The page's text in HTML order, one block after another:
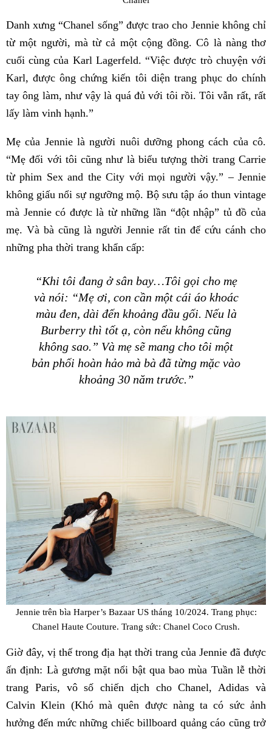
Danh xưng “Chanel sống” được trao cho Jennie không chỉ
từ một người, mà từ cả một cộng đồng. Cô là nàng thơ
cuối cùng của Karl Lagerfeld. “Việc được trò chuyện với
Karl, được ông chứng kiến tôi diện trang phục do chính
tay ông làm, như vậy là quá đủ với tôi rồi. Tôi vẫn rất, rất
lấy làm vinh hạnh.”
Mẹ của Jennie là người nuôi dưỡng phong cách của cô.
“Mẹ đối với tôi cũng như là biểu tượng thời trang Carrie
từ phim Sex and the City với mọi người vậy.” – Jennie
không giấu nổi sự ngưỡng mộ. Bộ sưu tập áo thun vintage
mà Jennie có được là từ những lần “đột nhập” tủ đồ của
mẹ. Và bà cũng là người Jennie rất tin để cứu cánh cho
những pha thời trang khẩn cấp:
“Khi tôi đang ở sân bay…Tôi gọi cho mẹ
và nói: “Mẹ ơi, con cần một cái áo khoác
màu đen, dài đến khoảng đầu gối. Nếu là
Burberry thì tốt ạ, còn nếu không cũng
không sao.” Và mẹ sẽ mang cho tôi một
bản phối hoàn hảo mà bà đã từng mặc vào
khoảng 30 năm trước.”
Jennie trên bìa Harper’s Bazaar US tháng 10/2024. Trang phục:
Chanel Haute Couture. Trang sức: Chanel Coco Crush.
Giờ đây, vị thế trong địa hạt thời trang của Jennie đã được
ấn định: Là gương mặt nổi bật qua bao mùa Tuần lễ thời
trang Paris, vô số chiến dịch cho Chanel, Adidas và
Calvin Klein (Khó mà quên được nàng ta có sức ảnh
hưởng đến mức những chiếc billboard quảng cáo cũng trở